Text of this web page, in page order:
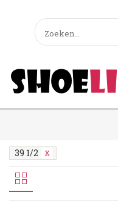
39 1/2